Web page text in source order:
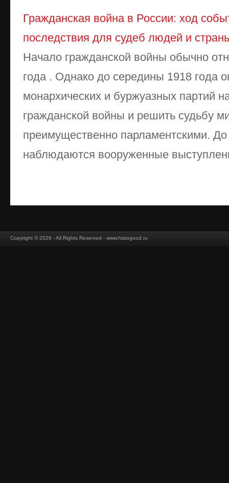
Гражданская война в России: ход
последствия для судеб людей и
Начало гражданской войны обычно
года . Однако до середины 1918 года
монархических и буржуазных партий
гражданской войны и решить судьбу
преимущественно парламентскими.
наблюдаются вооруженные
Copyright © 2026 - All Rights Reserved - www.histogood.ru